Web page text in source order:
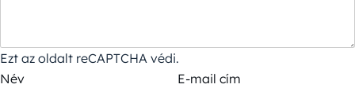
Ezt az oldalt reCAPTCHA védi.
Név
E-mail cím